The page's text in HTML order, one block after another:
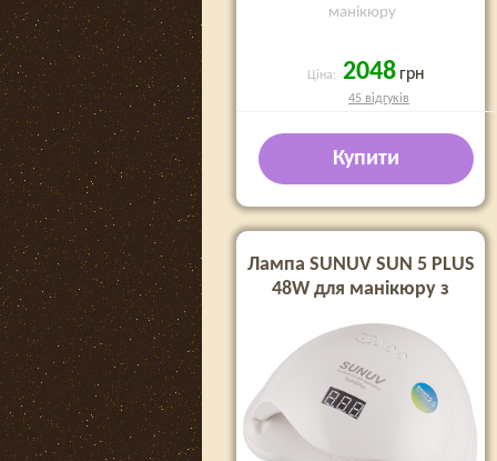
манікюру
Ціна: 2048 грн
45 відгуків
Купити
Лампа SUNUV SUN 5 PLUS
48W для манікюру з
діодами(Оригінал)